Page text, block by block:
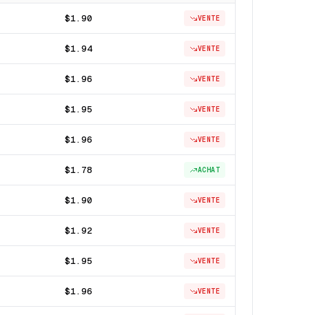
$1.90 VENTE
$1.94 VENTE
$1.96 VENTE
$1.95 VENTE
$1.96 VENTE
$1.78 ACHAT
$1.90 VENTE
$1.92 VENTE
$1.95 VENTE
$1.96 VENTE